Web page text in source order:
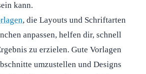
kann.
, die Layouts und Schriftarten
anpassen, helfen dir, schnell
zu erzielen. Gute Vorlagen
umzustellen und Designs